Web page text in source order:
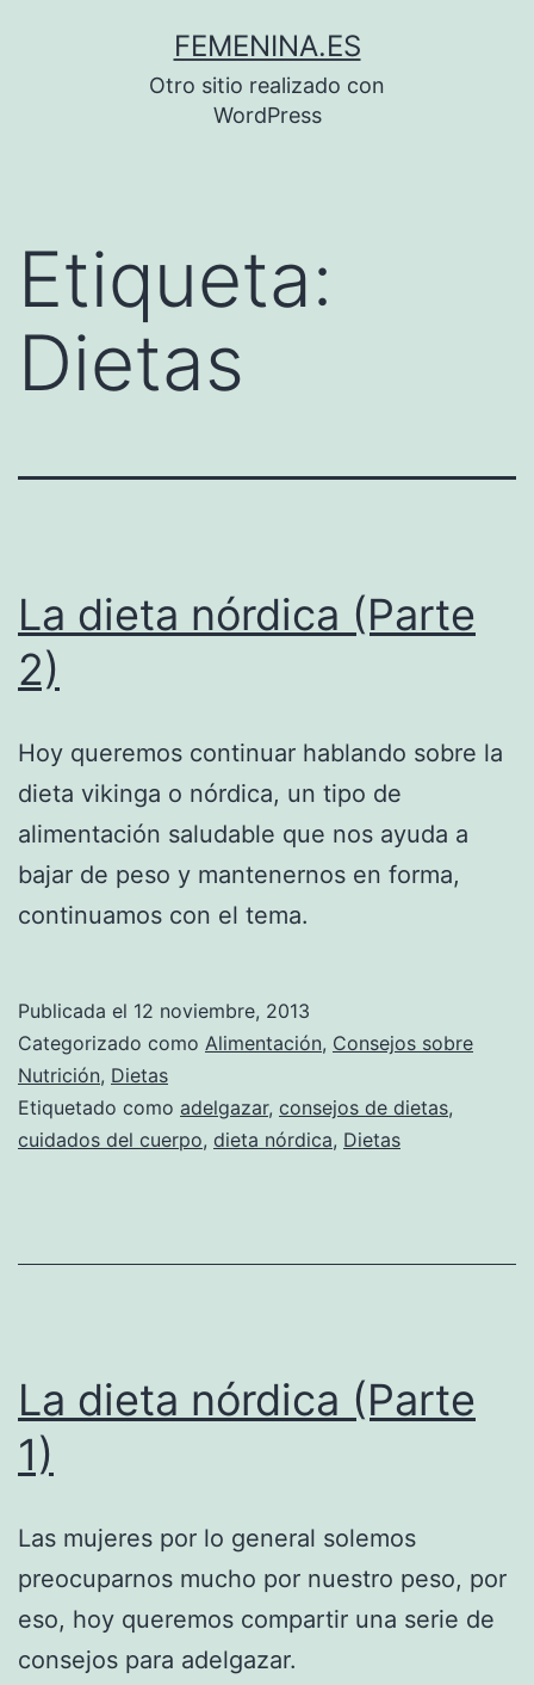
FEMENINA.ES
Otro sitio realizado con
WordPress
Etiqueta:
Dietas
La dieta nórdica (Parte
2)
Hoy queremos continuar hablando sobre la
dieta vikinga o nórdica, un tipo de
alimentación saludable que nos ayuda a
bajar de peso y mantenernos en forma,
continuamos con el tema.
Publicada el 12 noviembre, 2013
Categorizado como Alimentación, Consejos sobre
Nutrición, Dietas
Etiquetado como adelgazar, consejos de dietas,
cuidados del cuerpo, dieta nórdica, Dietas
La dieta nórdica (Parte
1)
Las mujeres por lo general solemos
preocuparnos mucho por nuestro peso, por
eso, hoy queremos compartir una serie de
consejos para adelgazar.